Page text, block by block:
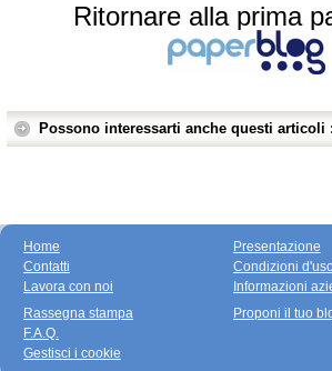
Ritornare alla prima
Possono interessarti anche questi articoli :
Home
Contatti
Lavora con noi
Presentazione
Condizioni
Informazioni
Rassegna stampa
F.A.Q.
Gestisci i cookie
Proponi il tuo